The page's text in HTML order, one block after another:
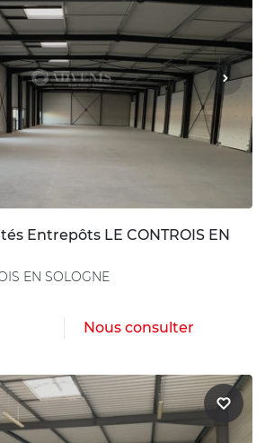
Entrepôts LE CONTROIS EN
EN SOLOGNE
Nous consulter